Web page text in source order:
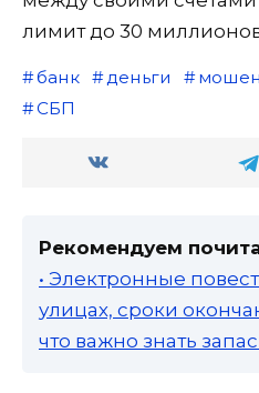
лимит до 30
банк деньги
СБП
Рекомендуем
• Электронные
улицах, сроки
что важно знать